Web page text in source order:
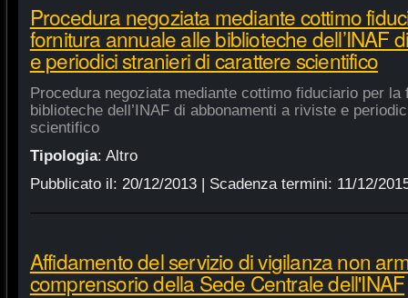
Procedura negoziata mediante cottimo
fornitura annuale alle biblioteche dell’INAF
e periodici stranieri di carattere scientifico
Procedura negoziata mediante cottimo fiduciario per la
biblioteche dell’INAF di abbonamenti a riviste e
scientifico
Tipologia: Altro
Pubblicato il: 20/12/2013| Scadenza termini: 11/12/
Affidamento del servizio di vigilanza non
comprensorio della Sede Centrale dell'INAF